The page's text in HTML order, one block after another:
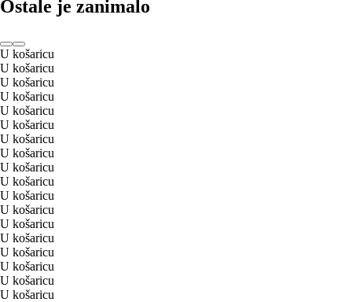
Ostale je zanimalo
U košaricu
U košaricu
U košaricu
U košaricu
U košaricu
U košaricu
U košaricu
U košaricu
U košaricu
U košaricu
U košaricu
U košaricu
U košaricu
U košaricu
U košaricu
U košaricu
U košaricu
U košaricu